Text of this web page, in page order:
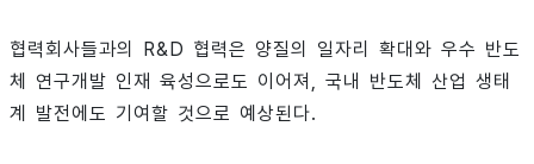
협력회사들과의 R&D 협력은 양질의 일자리 확대와 우수 반도
체 연구개발 인재 육성으로도 이어져, 국내 반도체 산업 생태
계 발전에도 기여할 것으로 예상된다.